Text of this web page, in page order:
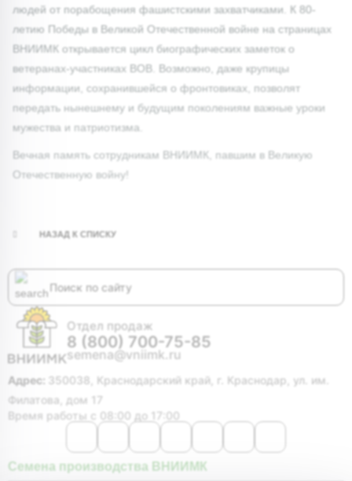
людей от порабощения фашистскими захватчиками. К 80-
летию Победы в Великой Отечественной войне на страницах
ВНИИМК открывается цикл биографических заметок о
ветеранах-участниках ВОВ. Возможно, даже крупицы
информации, сохранившейся о фронтовиках, позволят
передать нынешнему и будущим поколениям важные уроки
мужества и патриотизма.
Вечная память сотрудникам ВНИИМК, павшим в Великую
Отечественную войну!
НАЗАД К СПИСКУ
Отдел продаж
8 (800) 700-75-85
semena@vniimk.ru
Адрес:
350038, Краснодарский край, г. Краснодар, ул. им.
Филатова, дом 17
Время работы с 08:00 до 17:00
Семена производства ВНИИМК